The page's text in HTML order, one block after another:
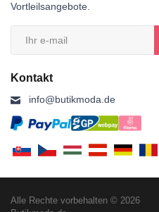
Vortleilsangebote.
Kontakt
info@butikmoda.de
Alle Rechte vorbehalten © 2026